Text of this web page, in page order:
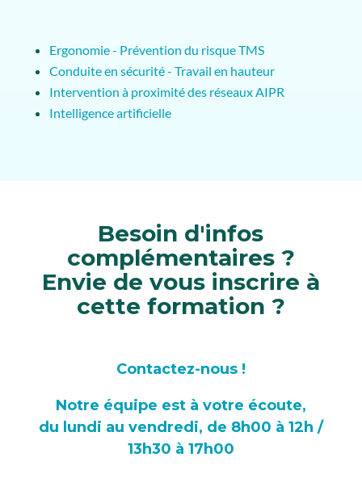
Ergonomie - Prévention du risque TMS
Conduite en sécurité - Travail en hauteur
Intervention à proximité des réseaux AIPR
Intelligence artificielle
Besoin d'infos
complémentaires ?
Envie de vous inscrire à
cette formation ?
Contactez-nous !
Notre équipe est à votre écoute,
du lundi au vendredi, de 8h00 à 12h /
13h30 à 17h00